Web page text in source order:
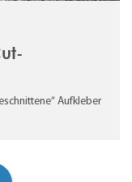
Aufkleber